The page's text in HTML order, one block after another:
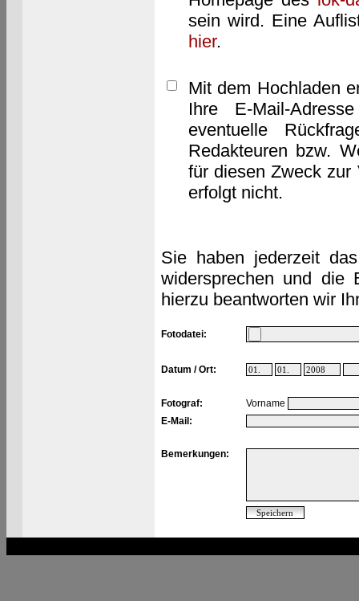
sein wird. Eine
hier.
Mit dem Hochladen
Ihre E-Mail-
eventuelle
Redakteuren bzw.
für diesen Zweck zur
erfolgt nicht.
Sie haben jederzeit
widersprechen und die
hierzu beantworten wir
Fotodatei:
Datum / Ort:
Fotograf:
Vorname
E-Mail:
Bemerkungen: